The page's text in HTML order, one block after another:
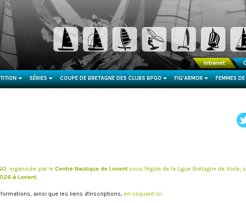
, organisée par le Centre Nautique de Lorientsous l'égide de la Ligue Bretagne de Voile,
à Lorient.
ainsi que les liens d'inscriptions, en cliquant ici
Intranet
...
SÉRIES
...
COUPE DE BRETAGNE DES CLUBS BPGO
...
FIG'ARMOR
...
FEMMES